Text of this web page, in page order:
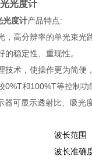
光度计
光度计产品特点:
，高分辨率的单光束光
的稳定性、重现性。
技术，使操作更为简便
0%T和100%T等控制功
器可显示透射比、吸光
波长范围
波长准确